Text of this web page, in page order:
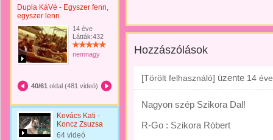
Dupla KáVé - Egyszer fenn,
egyszer lenn
14 éve
Látták:432
nemnagy
40/61 oldal (481 videó)
Kovács Kati -
Koncz Zsuzsa
64 videó
Hozzászólások
[Törölt felhasználó] üzente 14 éve
Nagyon szép Szikora Dal!
R-Go : Szikora Róbert